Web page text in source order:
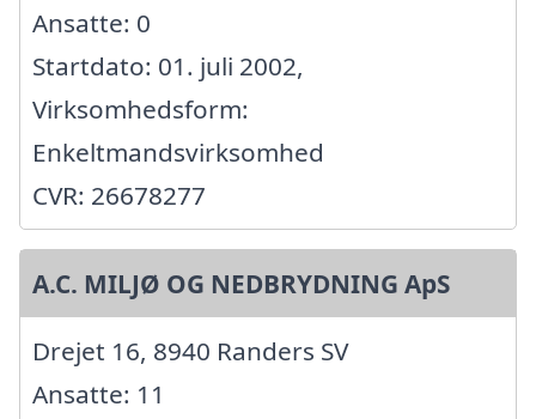
Ansatte: 0
Startdato: 01. juli 2002,
Virksomhedsform:
Enkeltmandsvirksomhed
CVR: 26678277
A.C. MILJØ OG NEDBRYDNING ApS
Drejet 16, 8940 Randers SV
Ansatte: 11